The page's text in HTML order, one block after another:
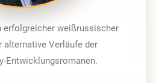
erfolgreicher weißrussischer
alternative Verläufe der
Entwicklungsromanen.